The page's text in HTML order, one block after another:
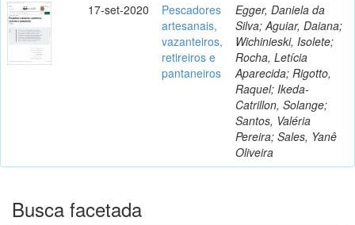
17-set-2020
Pescadores
artesanais,
vazanteiros,
retireiros e
pantaneiros
Egger, Daniela da
Silva; Aguiar, Daiana;
Wichinieski, Isolete;
Rocha, Letícia
Aparecida; Rigotto,
Raquel; Ikeda-
Catrillon, Solange;
Santos, Valéria
Pereira; Sales, Yanê
Oliveira
Busca facetada